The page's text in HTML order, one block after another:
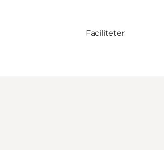
Faciliteter